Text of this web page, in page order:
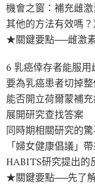
機會之窗：補充雌
其他的方法有效嗎
★關鍵要點──雌激
6 乳癌倖存者能服用
要為乳癌患者切掉整
能否開立荷爾蒙補
展開研究查找答案
同時期相關研究的
「婦女健康倡議」
HABITS研究提出的
★關鍵要點──先了